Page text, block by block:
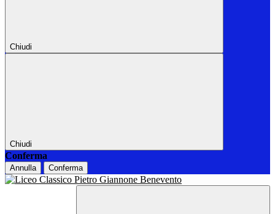
Chiudi
Chiudi
Conferma
Annulla Conferma